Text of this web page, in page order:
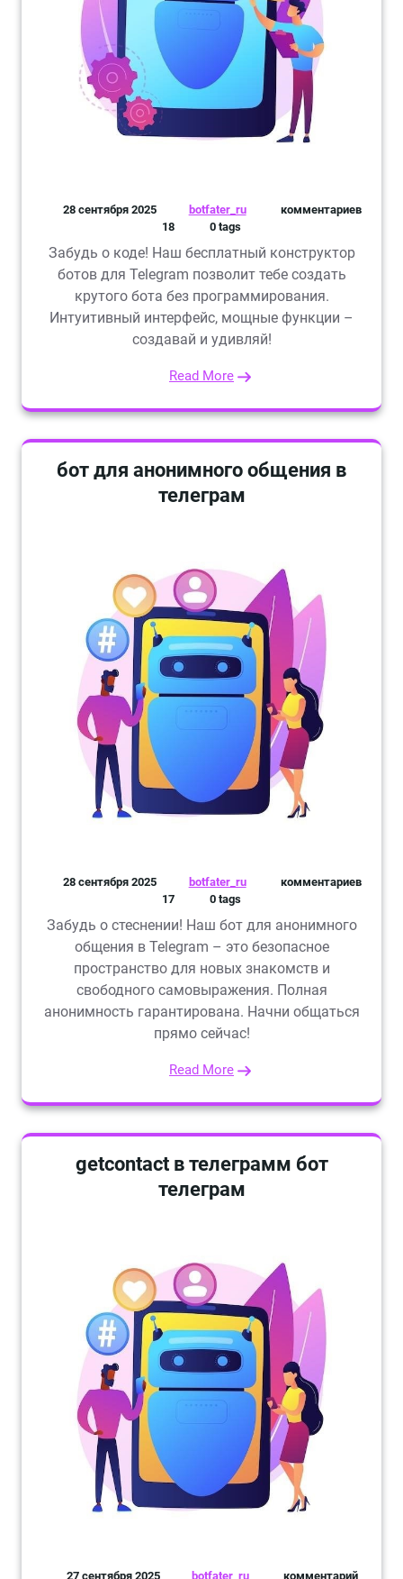
28 сентября 2025 botfater_ru
комментариев
18
0 tags
Забудь о коде! Наш бесплатный конструктор
ботов для Telegram позволит тебе создать
крутого бота без программирования.
Интуитивный интерфейс, мощные функции –
создавай и удивляй!
Read More
бот для анонимного общения в
телеграм
28 сентября 2025 botfater_ru
комментариев
17
0 tags
Забудь о стеснении! Наш бот для анонимного
общения в Telegram – это безопасное
пространство для новых знакомств и
свободного самовыражения. Полная
анонимность гарантирована. Начни общаться
прямо сейчас!
Read More
getcontact в телеграмм бот
телеграм
27 сентября 2025 botfater_ru комментарий